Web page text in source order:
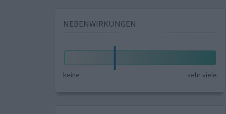
NEBENWIRKUNGEN
keine sehr viele